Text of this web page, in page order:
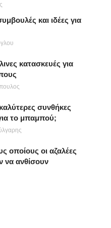
και ιδέες για
κατασκευές για
καλύτερες συνθήκες
το μπαμπού;
οποίους οι αζαλέες
να ανθίσουν